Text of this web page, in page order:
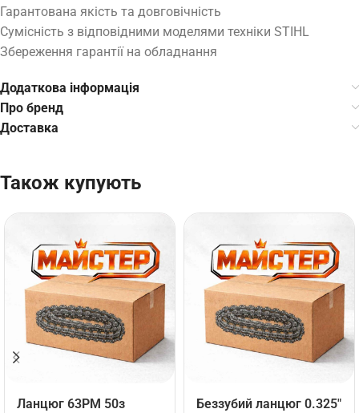
Гарантована якість та довговічність
Сумісність з відповідними моделями техніки STIHL
Збереження гарантії на обладнання
Додаткова інформація
Про бренд
Доставка
Також купують
Ланцюг 63PM 50з
Беззубий ланцюг 0.325″